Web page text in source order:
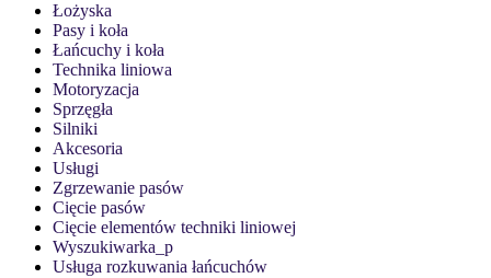
Łożyska
Pasy i koła
Łańcuchy i koła
Technika liniowa
Motoryzacja
Sprzęgła
Silniki
Akcesoria
Usługi
Zgrzewanie pasów
Cięcie pasów
Cięcie elementów techniki liniowej
Wyszukiwarka_p
Usługa rozkuwania łańcuchów